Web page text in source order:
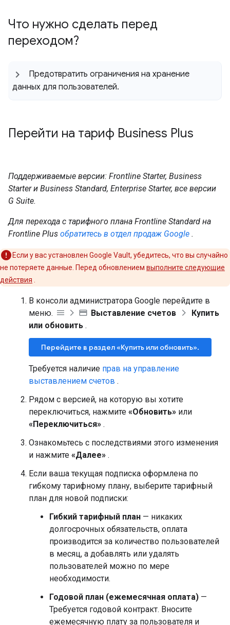
Что нужно сделать перед
переходом?
Предотвратить ограничения на хранение
данных для пользователей.
Перейти на тариф Business Plus
Поддерживаемые версии: Frontline Starter, Business
Starter и Business Standard, Enterprise Starter, все версии
G Suite.
Для перехода с тарифного плана Frontline Standard на
Frontline Plus обратитесь в отдел продаж Google .
Если у вас установлен Google Vault, убедитесь, что вы случайно
не потеряете данные. Перед обновлением выполните следующие
действия
В консоли администратора Google перейдите в
меню.
Выставление счетов
Купить
или обновить .
Перейдите в раздел «Купить или обновить».
Требуется наличие прав на управление
выставлением счетов .
Рядом с версией, на которую вы хотите
переключиться, нажмите «Обновить» или
«Переключиться» .
Ознакомьтесь с последствиями этого изменения
и нажмите «Далее» .
Если ваша текущая подписка оформлена по
гибкому тарифному плану, выберите тарифный
план для новой подписки:
Гибкий тарифный план — никаких
долгосрочных обязательств, оплата
производится за количество пользователей
в месяц, а добавлять или удалять
пользователей можно по мере
необходимости.
Годовой план (ежемесячная оплата) —
Требуется годовой контракт. Вносите
ежемесячную плату за пользователя и